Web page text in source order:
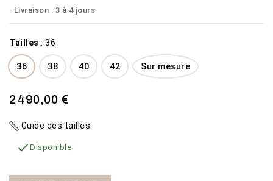
Livraison : 3 à 4 jours
Tailles : 36
36 38 40 42 Sur mesure
2 490,00 €
Guide des tailles
 Disponible